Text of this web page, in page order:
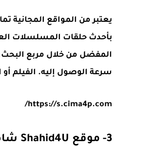
يعتبر من المواقع المجانية
بأحدث حلقات المسلسلات
المفضل من خلال مربع البحث
سرعة الوصول إليه.
https://s.cima4p.com/
3- موقع Shahid4U شاهد فور يو